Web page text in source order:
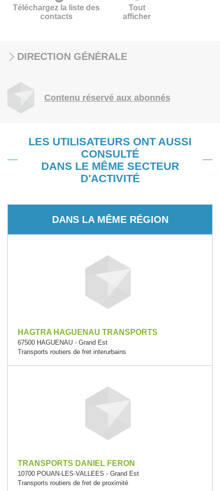
Téléchargez la liste des
contacts
Tout
afficher
DIRECTION GÉNÉRALE
Contenu réservé aux abonnés
LES UTILISATEURS ONT AUSSI
CONSULTÉ
DANS LE MÊME SECTEUR
D'ACTIVITÉ
DANS LA MÊME RÉGION
HAGTRA HAGUENAU TRANSPORTS
67500 HAGUENAU - Grand Est
Transports routiers de fret interurbains
TRANSPORTS DANIEL FERON
10700 POUAN-LES-VALLEES - Grand Est
Transports routiers de fret de proximité